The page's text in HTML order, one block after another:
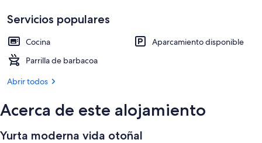
Servicios populares
Cocina
Aparcamiento disponible
Parrilla de barbacoa
Abrir todos
Acerca de este alojamiento
Yurta moderna vida otoñal